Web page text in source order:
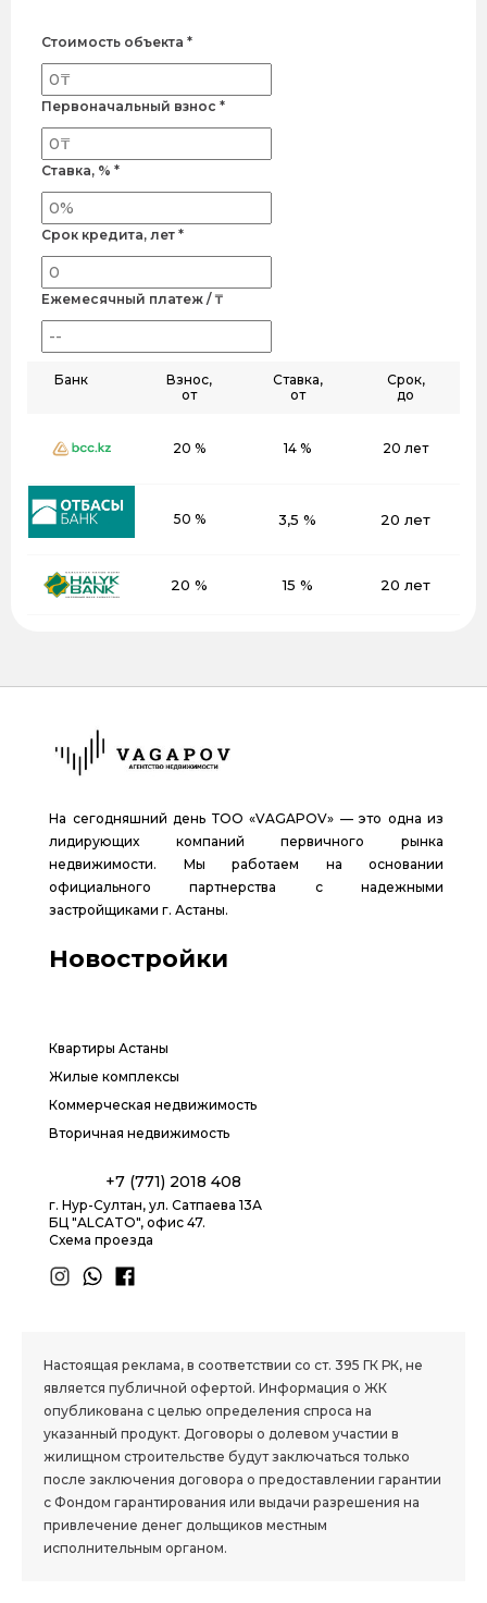
Стоимость объекта *
Первоначальный взнос *
Ставка, % *
Срок кредита, лет *
Ежемесячный платеж / ₸
Банк
Взнос,
от
Ставка,
от
Срок,
до
20 % 14 % 20 лет
50 % 3,5 % 20 лет
20 % 15 % 20 лет
На сегодняшний день ТОО «VAGAPOV» — это одна из
лидирующих компаний первичного рынка
недвижимости. Мы работаем на основании
официального партнерства с надежными
застройщиками г. Астаны.
Новостройки
Квартиры Астаны
Жилые комплексы
Коммерческая недвижимость
Вторичная недвижимость
+7 (771) 2018 408
г. Нур-Султан, ул. Сатпаева 13А
БЦ "ALCATO", офис 47.
Схема проезда
Настоящая реклама, в соответствии со ст. 395 ГК РК, не
является публичной офертой. Информация о ЖК
опубликована с целью определения спроса на
указанный продукт. Договоры о долевом участии в
жилищном строительстве будут заключаться только
после заключения договора о предоставлении гарантии
с Фондом гарантирования или выдачи разрешения на
привлечение денег дольщиков местным
исполнительным органом.